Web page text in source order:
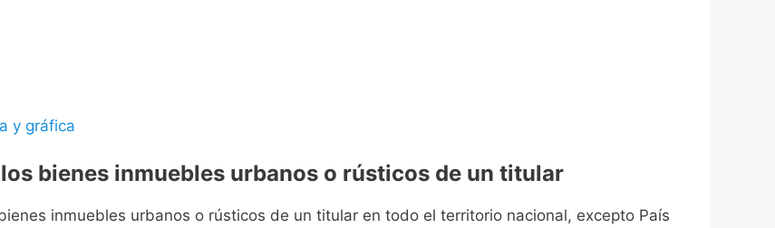
y gráfica
bienes inmuebles urbanos o rústicos de un titular
inmuebles urbanos o rústicos de un titular en todo el territorio nacional, excepto País